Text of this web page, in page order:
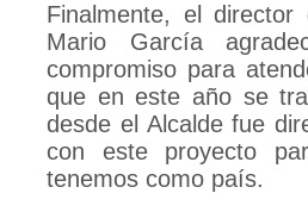
Finalmente, el director
Mario García
compromiso para
que en este año se
desde el Alcalde fue
con este proyecto
tenemos como país.